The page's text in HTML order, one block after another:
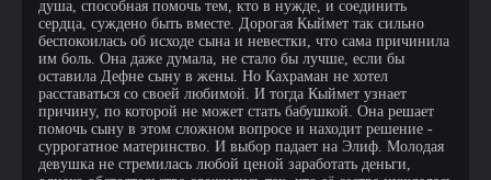
душа, способная помочь тем, кто в нужде, и соединить
сердца, суждено быть вместе. Дорогая Кыймет так сильно
беспокоилась об исходе сына и невестки, что сама причинила
им боль. Она даже думала, не стало бы лучше, если бы
оставила Дефне сыну в жены. Но Кахраман не хотел
расставаться со своей любимой. И тогда Кыймет узнает
причину, по которой не может стать бабушкой. Она решает
помочь сыну в этом сложном вопросе и находит решение -
суррогатное материнство. И выбор падает на Элиф. Молодая
девушка не стремилась любой ценой заработать деньги,